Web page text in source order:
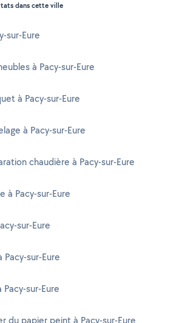
dans cette ville
sur-Eure
à Pacy-sur-Eure
à Pacy-sur-Eure
à Pacy-sur-Eure
chaudière à Pacy-sur-Eure
à Pacy-sur-Eure
sur-Eure
sur-Eure
Pacy-sur-Eure
du papier peint à Pacy-sur-Eure